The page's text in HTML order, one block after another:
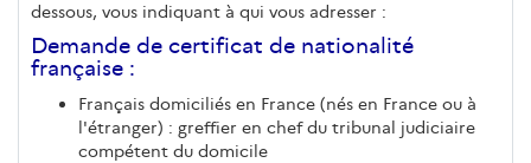
dessous, vous indiquant à qui vous adresser :
Demande de certificat de nationalité
française :
Français domiciliés en France (nés en France ou à
l'étranger) : greffier en chef du tribunal judiciaire
compétent du domicile